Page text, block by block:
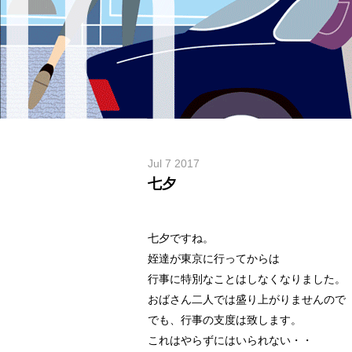
Jul 7 2017
七夕
七夕ですね。
姪達が東京に行ってからは
行事に特別なことはしなくなりました。
おばさん二人では盛り上がりませんので
でも、行事の支度は致します。
これはやらずにはいられない・・